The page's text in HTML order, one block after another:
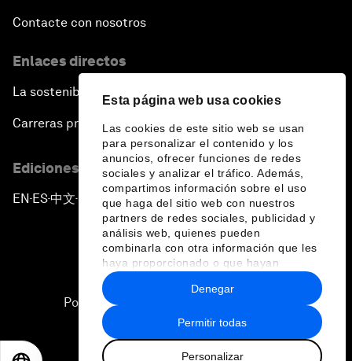
Esta página web usa cookies
Las cookies de este sitio web se usan
para personalizar el contenido y los
anuncios, ofrecer funciones de redes
sociales y analizar el tráfico. Además,
compartimos información sobre el uso
que haga del sitio web con nuestros
partners de redes sociales, publicidad y
análisis web, quienes pueden
combinarla con otra información que les
haya proporcionado o que hayan
recopilado a partir del uso que haya
hecho de sus servicios.
Permitir todas
Personalizar
Denegar
Contacte con nosotros
Enlaces directos
La sostenibilidad en el Foro
Carreras profesionales
Ediciones en otros idiomas
EN ▪ES▪中文▪ 日本語
Política de privacidad y normas de uso
Sitemap